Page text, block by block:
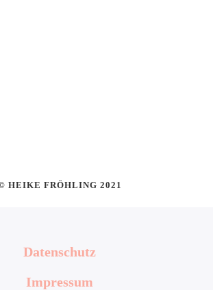
HEIKE FRÖHLING 2021
Datenschutz
Impressum